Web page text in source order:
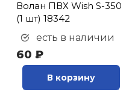
Волан ПВХ Wish S-350
(1 шт) 18342
есть в наличии
60 ₽
В корзину